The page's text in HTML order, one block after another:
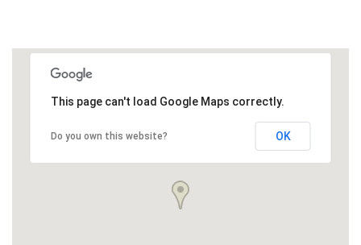
This page can't load Google Maps correctly.
Do you own this website? OK